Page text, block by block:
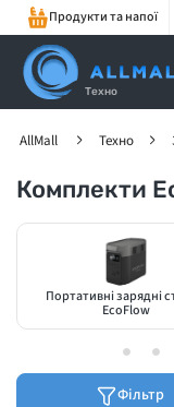
Продукти та напої
Техно
AllMall Техно
Комплекти
Портативні зарядні
EcoFlow
Фільтр